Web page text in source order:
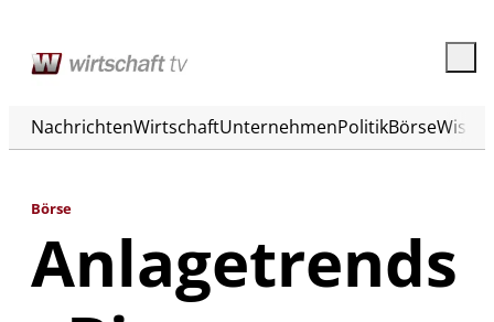
NachrichtenWirtschaftUnternehmenPolitikBörse
Börse
Anlagetrends